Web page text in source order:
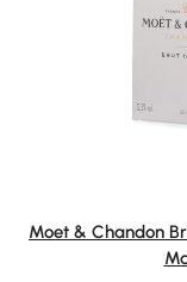
Durchschnittliche
Moet & Chandon